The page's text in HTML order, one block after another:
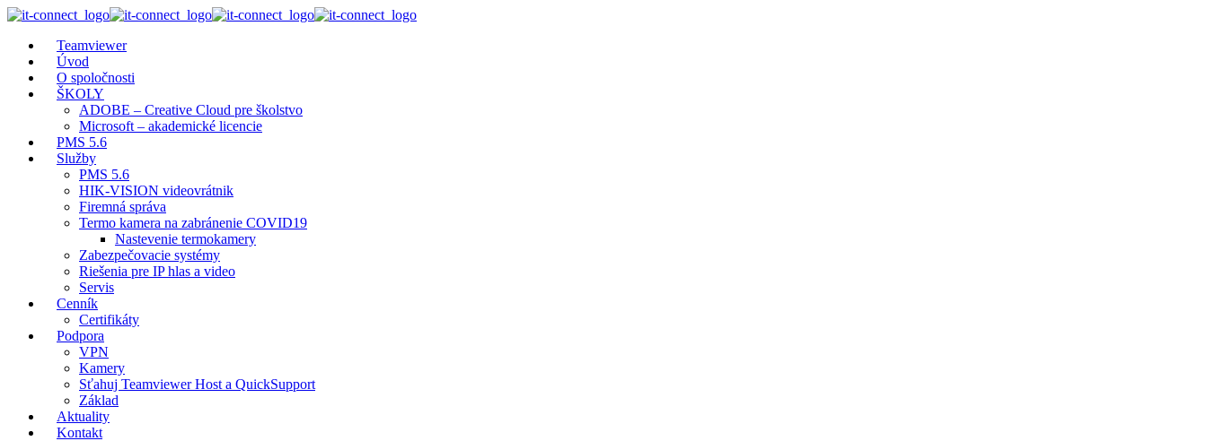
Teamviewer
Úvod
O spoločnosti
ŠKOLY
ADOBE – Creative Cloud pre školstvo
Microsoft – akademické licencie
PMS 5.6
Služby
PMS 5.6
HIK-VISION videovrátnik
Firemná správa
Termo kamera na zabránenie COVID19
Nastevenie termokamery
Zabezpečovacie systémy
Riešenia pre IP hlas a video
Servis
Cenník
Certifikáty
Podpora
VPN
Kamery
Sťahuj Teamviewer Host a QuickSupport
Základ
Aktuality
Kontakt